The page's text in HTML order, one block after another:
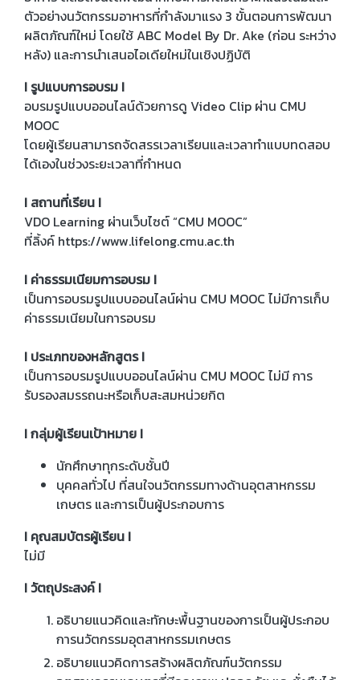
ตัวอย่างนวัตกรรมอาหารที่กำลังมาแรง 3 ขั้นตอนการพัฒนา
ผลิตภัณฑ์ใหม่ โดยใช้ ABC Model By Dr. Ake (ก่อน ระหว่าง
หลัง) และการนำเสนอไอเดียใหม่ในเชิงปฏิบัติ
I รูปแบบการอบรม I
อบรมรูปแบบออนไลน์ด้วยการดู Video Clip ผ่าน CMU
MOOC
โดยผู้เรียนสามารถจัดสรรเวลาเรียนและเวลาทำแบบทดสอบ
ได้เองในช่วงระยะเวลาที่กำหนด
I สถานที่เรียน I
VDO Learning ผ่านเว็บไซต์ “CMU MOOC”
ที่ลิ้งค์ https://www.lifelong.cmu.ac.th
I ค่าธรรมเนียมการอบรม I
เป็นการอบรมรูปแบบออนไลน์ผ่าน CMU MOOC ไม่มีการเก็บ
ค่าธรรมเนียมในการอบรม
I ประเภทของหลักสูตร I
เป็นการอบรมรูปแบบออนไลน์ผ่าน CMU MOOC ไม่มี การ
รับรองสมรรถนะหรือเก็บสะสมหน่วยกิต
I กลุ่มผู้เรียนเป้าหมาย I
นักศึกษาทุกระดับชั้นปี
บุคคลทั่วไป ที่สนใจนวัตกรรมทางด้านอุตสาหกรรม
เกษตร และการเป็นผู้ประกอบการ
I คุณสมบัตรผู้เรียน I
ไม่มี
I วัตถุประสงค์ I
อธิบายแนวคิดและทักษะพื้นฐานของการเป็นผู้ประกอบ
การนวัตกรรมอุตสาหกรรมเกษตร
อธิบายแนวคิดการสร้างผลิตภัณฑ์นวัตกรรม